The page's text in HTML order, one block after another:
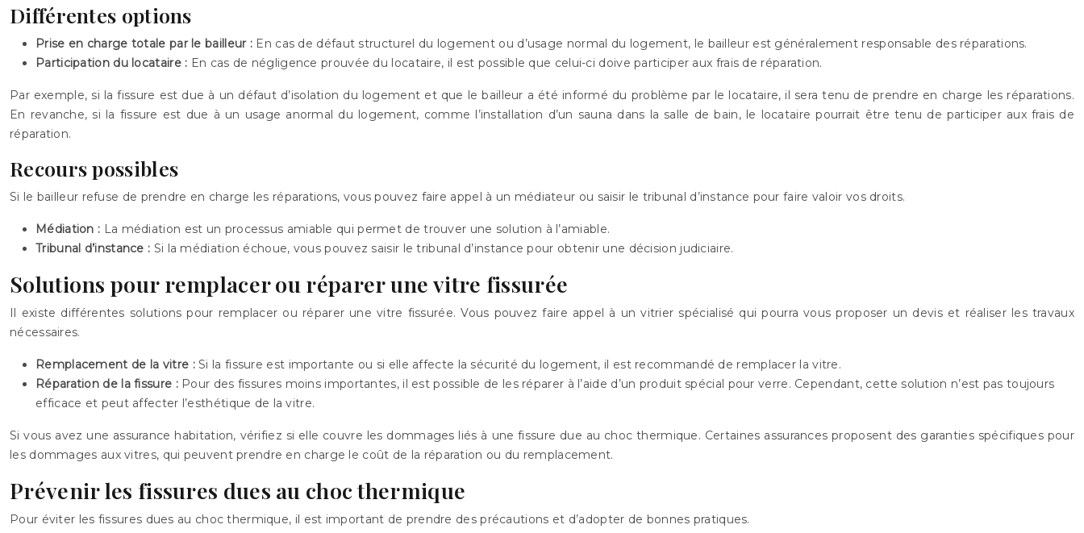
Différentes options
Prise en charge totale par le bailleur : En cas de défaut structurel du logement ou d’usage normal du logement, le bailleur est généralement responsable des réparations.
Participation du locataire : En cas de négligence prouvée du locataire, il est possible que celui-ci doive participer aux frais de réparation.
Par exemple, si la fissure est due à un défaut d’isolation du logement et que le bailleur a été informé du problème par le locataire, il sera tenu de prendre en charge les réparations.
En revanche, si la fissure est due à un usage anormal du logement, comme l’installation d’un sauna dans la salle de bain, le locataire pourrait être tenu de participer aux frais de
réparation.
Recours possibles
Si le bailleur refuse de prendre en charge les réparations, vous pouvez faire appel à un médiateur ou saisir le tribunal d’instance pour faire valoir vos droits.
Médiation : La médiation est un processus amiable qui permet de trouver une solution à l’amiable.
Tribunal d’instance : Si la médiation échoue, vous pouvez saisir le tribunal d’instance pour obtenir une décision judiciaire.
Solutions pour remplacer ou réparer une vitre fissurée
Il existe différentes solutions pour remplacer ou réparer une vitre fissurée. Vous pouvez faire appel à un vitrier spécialisé qui pourra vous proposer un devis et réaliser les travaux
nécessaires.
Remplacement de la vitre :Si la fissure est importante ou si elle affecte la sécurité du logement, il est recommandé de remplacer la vitre.
Réparation de la fissure : Pour des fissures moins importantes, il est possible de les réparer à l’aide d’un produit spécial pour verre. Cependant, cette solution n’est pas toujours
efficace et peut affecter l’esthétique de la vitre.
Si vous avez une assurance habitation, vérifiez si elle couvre les dommages liés à une fissure due au choc thermique. Certaines assurances proposent des garanties spécifiques pour
les dommages aux vitres, qui peuvent prendre en charge le coût de la réparation ou du remplacement.
Prévenir les fissures dues au choc thermique
Pour éviter les fissures dues au choc thermique, il est important de prendre des précautions et d’adopter de bonnes pratiques.